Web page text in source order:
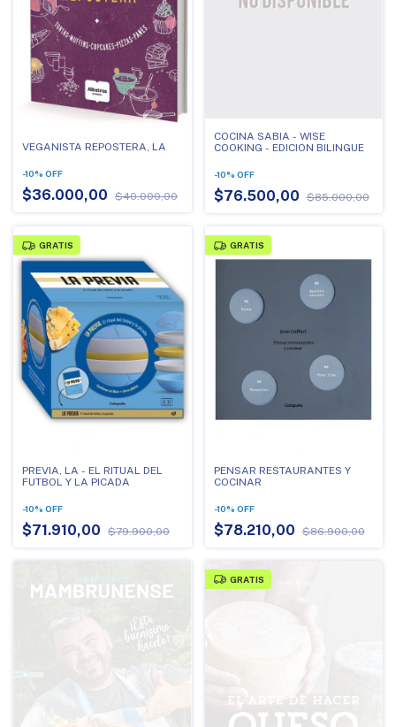
VEGANISTA REPOSTERA, LA
-10% OFF
$36.000,00 $40.000,00
COCINA SABIA - WISE
COOKING - EDICION BILINGUE
-10% OFF
$76.500,00 $85.000,00
GRATIS
PREVIA, LA - EL RITUAL DEL
FUTBOL Y LA PICADA
-10% OFF
$71.910,00 $79.900,00
GRATIS
PENSAR RESTAURANTES Y
COCINAR
-10% OFF
$78.210,00 $86.900,00
GRATIS